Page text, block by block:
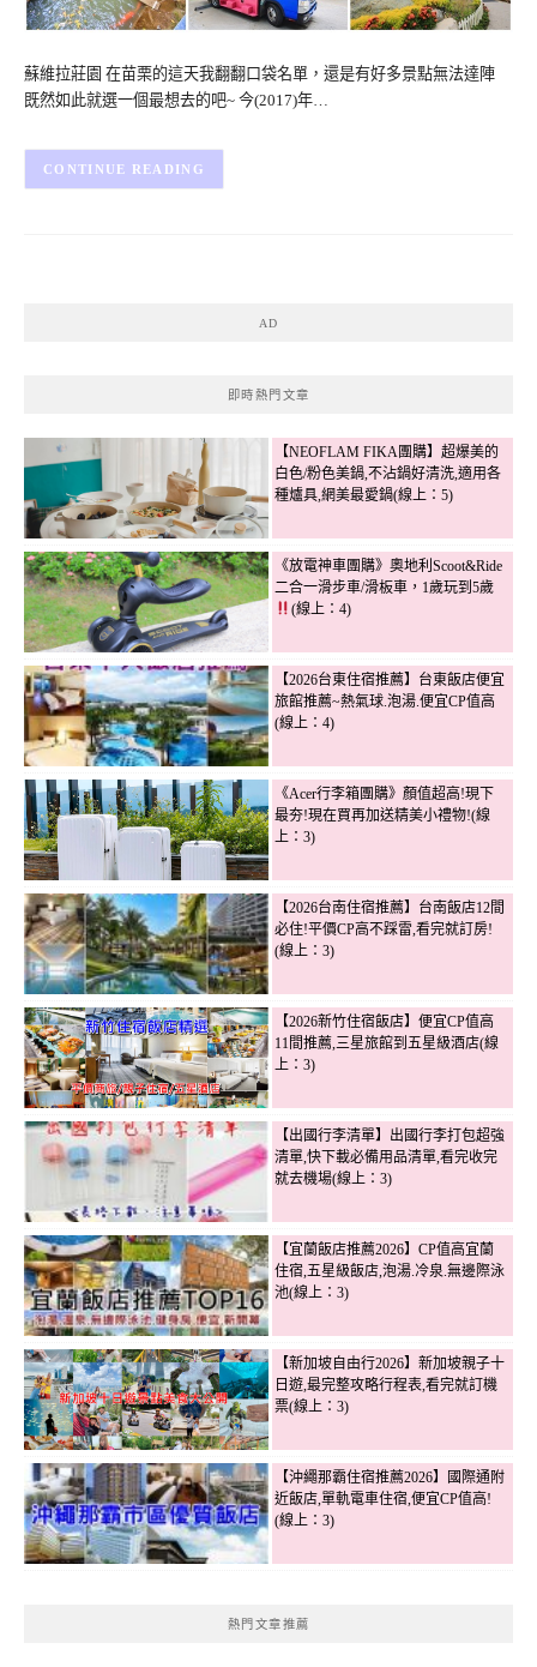
蘇維拉莊園 在苗栗的這天我翻翻口袋名單，還是有好多景點無法達陣
既然如此就選一個最想去的吧~ 今(2017)年…
CONTINUE READING
AD
即時熱門文章
【NEOFLAM FIKA團購】超爆美的
白色/粉色美鍋,不沾鍋好清洗,適用各
種爐具,網美最愛鍋(線上：5)
《放電神車團購》奧地利Scoot&Ride
二合一滑步車/滑板車，1歲玩到5歲
(線上：4)
【2026台東住宿推薦】台東飯店便宜
旅館推薦~熱氣球.泡湯.便宜CP值高
(線上：4)
《Acer行李箱團購》顏值超高!現下
最夯!現在買再加送精美小禮物!(線
上：3)
【2026台南住宿推薦】台南飯店12間
必住!平價CP高不踩雷,看完就訂房!
(線上：3)
【2026新竹住宿飯店】便宜CP值高
11間推薦,三星旅館到五星級酒店(線
上：3)
【出國行李清單】出國行李打包超強
清單,快下載必備用品清單,看完收完
就去機場(線上：3)
【宜蘭飯店推薦2026】CP值高宜蘭
住宿,五星級飯店,泡湯.冷泉.無邊際泳
池(線上：3)
【新加坡自由行2026】新加坡親子十
日遊,最完整攻略行程表,看完就訂機
票(線上：3)
【沖繩那霸住宿推薦2026】國際通附
近飯店,單軌電車住宿,便宜CP值高!
(線上：3)
熱門文章推薦